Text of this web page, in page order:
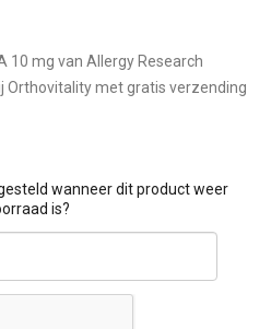
10 mg van Allergy Research
Orthovitality met gratis verzending
wanneer dit product weer
is?